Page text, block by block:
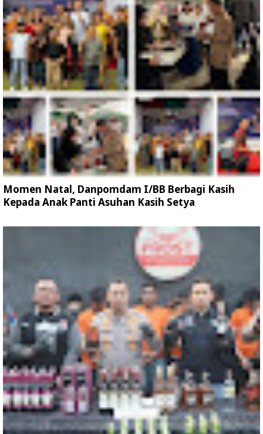
Momen Natal, Danpomdam I/BB Berbagi Kasih
Kepada Anak Panti Asuhan Kasih Setya